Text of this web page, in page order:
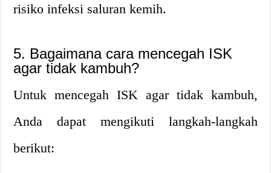
risiko infeksi saluran kemih.
5. Bagaimana cara mencegah ISK
agar tidak kambuh?
Untuk mencegah ISK agar tidak kambuh,
Anda dapat mengikuti langkah-langkah
berikut: